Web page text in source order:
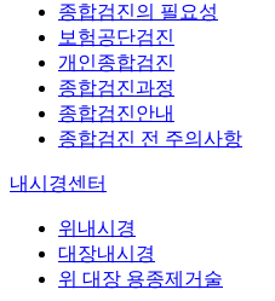
종합검진의 필요성
보험공단검진
개인종합검진
종합검진과정
종합검진안내
종합검진 전 주의사항
내시경센터
위내시경
대장내시경
위 대장 용종제거술